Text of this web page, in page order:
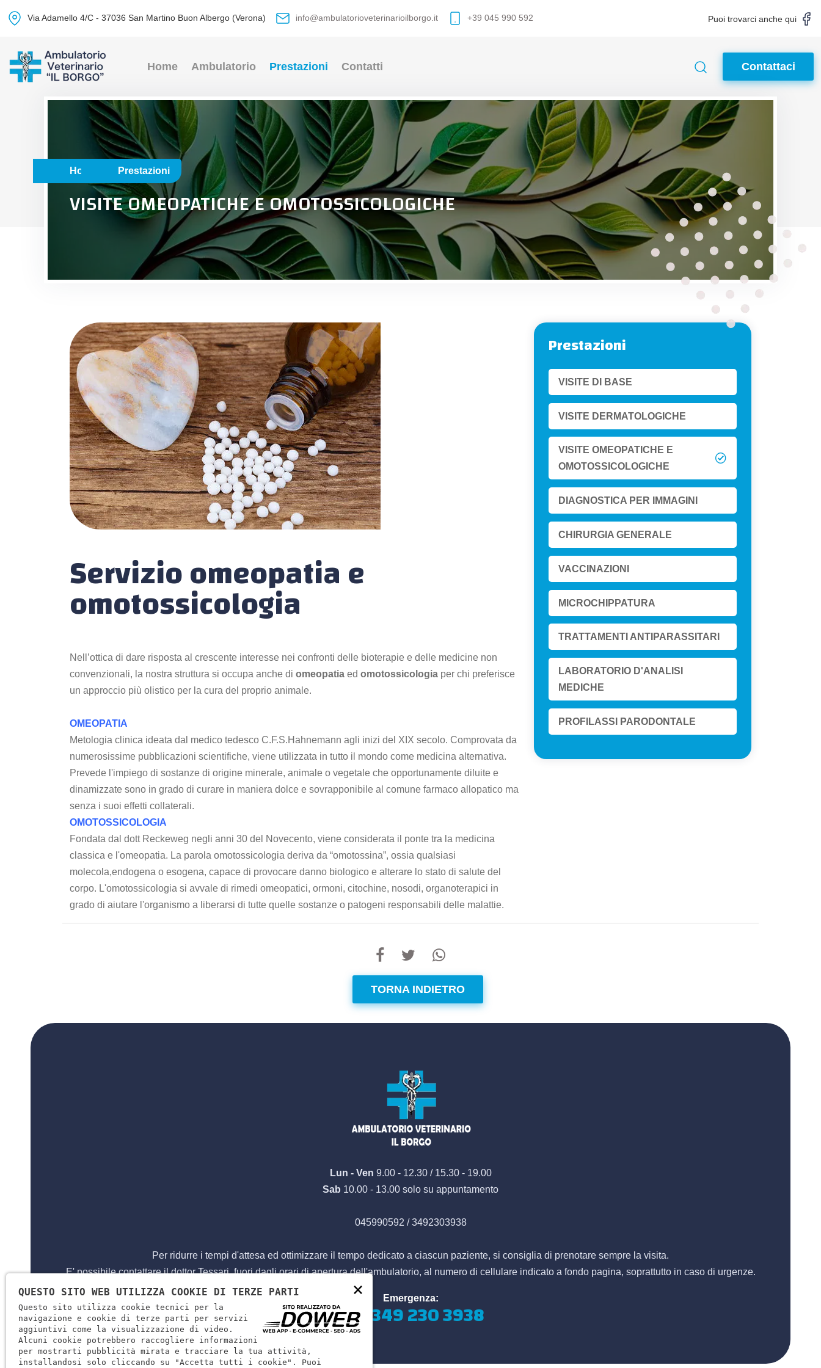
Via Adamello 4/C - 37036 San Martino Buon Albergo (Verona) info@ambulatorioveterinarioilborgo.it +39 045 990 592 Puoi trovarci anche qui
Contattaci
Home Ambulatorio Prestazioni Contatti
Home Prestazioni
VISITE OMEOPATICHE E OMOTOSSICOLOGICHE
Servizio omeopatia e
omotossicologia
Nell’ottica di dare risposta al crescente interesse nei confronti delle bioterapie e delle medicine non
convenzionali, la nostra struttura si occupa anche di omeopatia ed omotossicologia per chi preferisce
un approccio più olistico per la cura del proprio animale.
OMEOPATIA
Metologia clinica ideata dal medico tedesco C.F.S.Hahnemann agli inizi del XIX secolo. Comprovata da
numerosissime pubblicazioni scientifiche, viene utilizzata in tutto il mondo come medicina alternativa.
Prevede l'impiego di sostanze di origine minerale, animale o vegetale che opportunamente diluite e
dinamizzate sono in grado di curare in maniera dolce e sovrapponibile al comune farmaco allopatico ma
senza i suoi effetti collaterali.
OMOTOSSICOLOGIA
Fondata dal dott Reckeweg negli anni 30 del Novecento, viene considerata il ponte tra la medicina
classica e l'omeopatia. La parola omotossicologia deriva da “omotossina”, ossia qualsiasi
molecola,endogena o esogena, capace di provocare danno biologico e alterare lo stato di salute del
corpo. L'omotossicologia si avvale di rimedi omeopatici, ormoni, citochine, nosodi, organoterapici in
grado di aiutare l'organismo a liberarsi di tutte quelle sostanze o patogeni responsabili delle malattie.
Prestazioni
VISITE DI BASE
VISITE DERMATOLOGICHE
VISITE OMEOPATICHE E
OMOTOSSICOLOGICHE
DIAGNOSTICA PER IMMAGINI
CHIRURGIA GENERALE
VACCINAZIONI
MICROCHIPPATURA
TRATTAMENTI ANTIPARASSITARI
LABORATORIO D'ANALISI
MEDICHE
PROFILASSI PARODONTALE
TORNA INDIETRO
Lun - Ven 9.00 - 12.30 / 15.30 - 19.00
Sab 10.00 - 13.00 solo su appuntamento
045990592 / 3492303938
Per ridurre i tempi d'attesa ed ottimizzare il tempo dedicato a ciascun paziente, si consiglia di prenotare sempre la visita.
E' possibile contattare il dottor Tessari, fuori dagli orari di apertura dell'ambulatorio, al numero di cellulare indicato a fondo pagina, soprattutto in caso di urgenze.
Emergenza:
+39 349 230 3938
×
QUESTO SITO WEB UTILIZZA COOKIE DI TERZE PARTI
Questo sito utilizza cookie tecnici per la
navigazione e cookie di terze parti per servizi
aggiuntivi come la visualizzazione di video.
Alcuni cookie potrebbero raccogliere informazioni
per mostrarti pubblicità mirata e tracciare la tua attività,
installandosi solo cliccando su "Accetta tutti i cookie". Puoi